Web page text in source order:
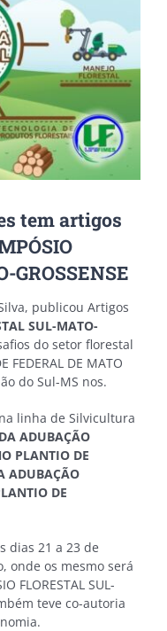
tem artigos
GROSSENSE
publicou Artigos
SUL-MATO-
do setor florestal
FEDERAL DE MATO
do Sul-MS nos.
linha de Silvicultura
ADUBAÇÃO
PLANTIO DE
ADUBAÇÃO
DE
dias 21 a 23 de
onde os mesmo será
FLORESTAL SUL-
teve co-autoria